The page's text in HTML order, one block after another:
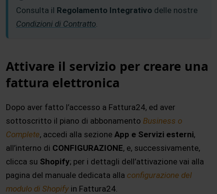
Consulta il Regolamento Integrativo delle nostre
Condizioni di Contratto
Attivare il servizio per creare una
fattura elettronica
Dopo aver fatto l’accesso a Fattura24, ed aver
sottoscritto il piano di abbonamento Business o
Complete, accedi alla sezione App e Servizi esterni,
all’interno di CONFIGURAZIONE, e, successivamente,
clicca su Shopify; per i dettagli dell’attivazione vai alla
pagina del manuale dedicata alla configurazione del
modulo di Shopify in Fattura24.